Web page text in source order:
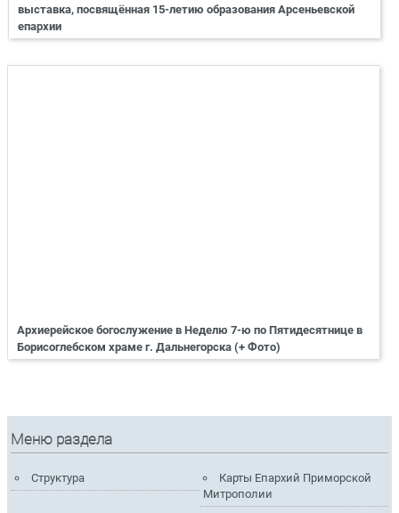
выставка, посвящённая 15-летию образования Арсеньевской
епархии
Архиерейское богослужение в Неделю 7-ю по Пятидесятнице в
Борисоглебском храме г. Дальнегорска (+ Фото)
Меню раздела
Структура
Карты Епархий Приморской
Митрополии